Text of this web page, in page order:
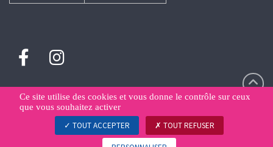
Déclaration de confidentialité Gestion des données
© PLR.Les Libéraux-Radicaux
Ce site utilise des cookies et vous donne le contrôle sur ceux
que vous souhaitez activer
TOUT ACCEPTER TOUT REFUSER